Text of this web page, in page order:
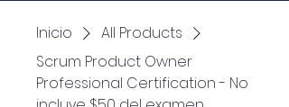
Inicio
All Products
Scrum Product Owner
Professional Certification - No